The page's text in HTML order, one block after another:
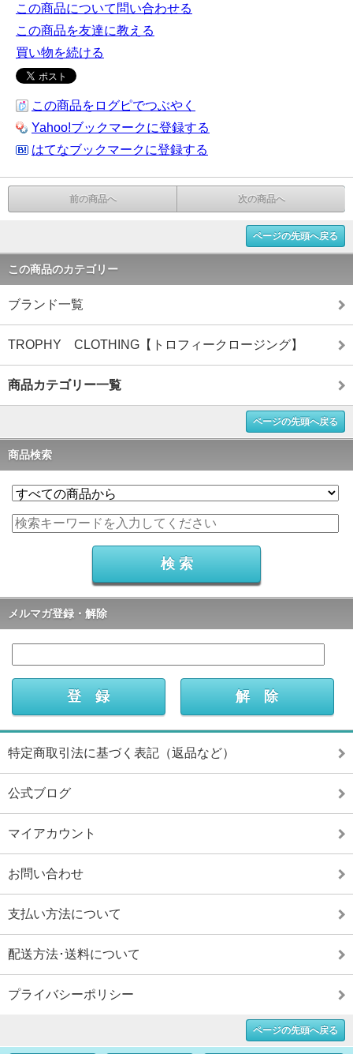
この商品について問い合わせる
この商品を友達に教える
買い物を続ける
この商品をログピでつぶやく
Yahoo!ブックマークに登録する
はてなブックマークに登録する
前の商品へ 次の商品へ
ページの先頭へ戻る
この商品のカテゴリー
ブランド一覧
TROPHY CLOTHING【トロフィークロージング】
商品カテゴリー一覧
ページの先頭へ戻る
商品検索
メルマガ登録・解除
特定商取引法に基づく表記（返品など）
公式ブログ
マイアカウント
お問い合わせ
支払い方法について
配送方法･送料について
プライバシーポリシー
ページの先頭へ戻る